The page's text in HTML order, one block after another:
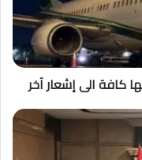
كافة الى إشعار آخر